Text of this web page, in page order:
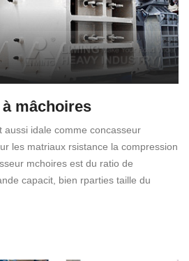
mâchoires
aussi idale comme concasseur
les matriaux rsistance la compression
mchoires est du ratio de
capacit, bien rparties taille du